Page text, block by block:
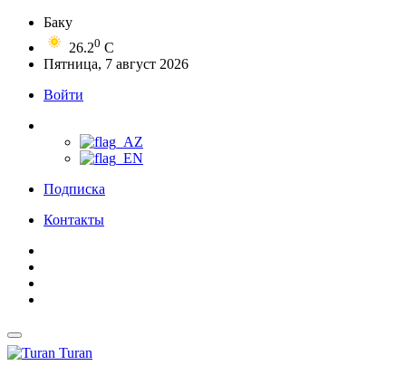
Баку
26.20 C
Пятница, 7 август 2026
Войти
Подписка
Контакты
Turan